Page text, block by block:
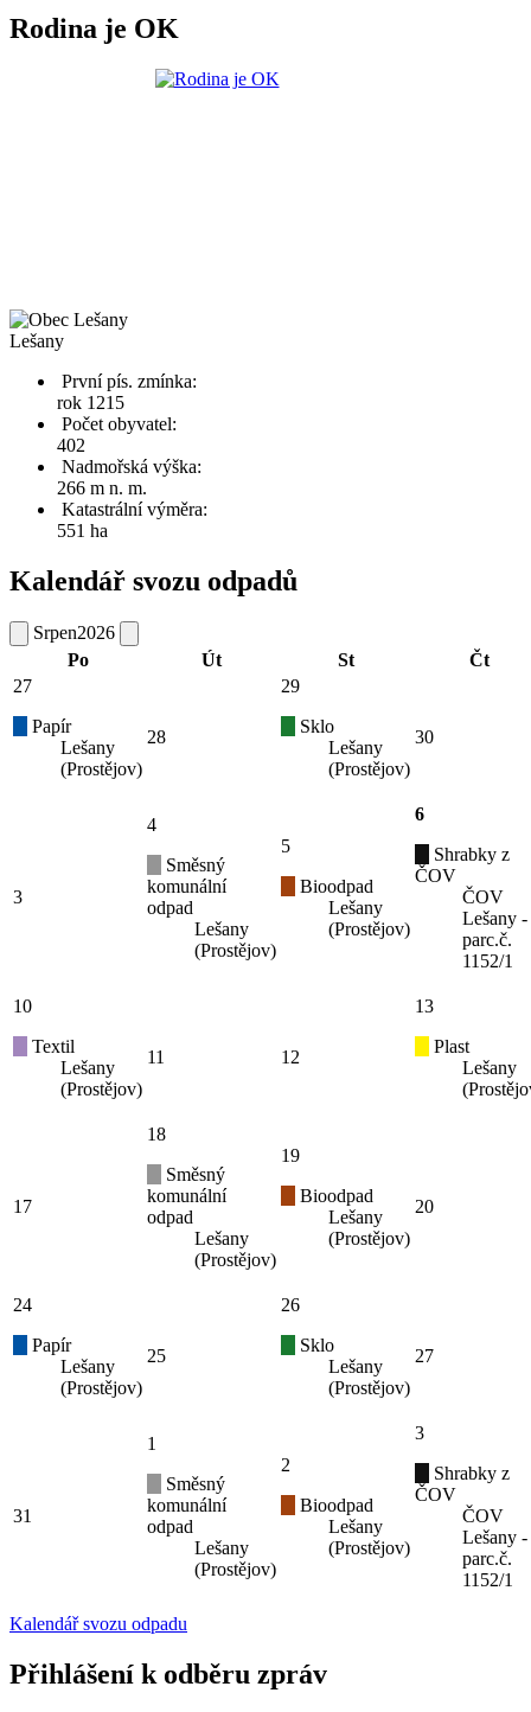
Rodina je OK
Lešany
První pís. zmínka:
rok 1215
Počet obyvatel:
402
Nadmořská výška:
266 m n. m.
Katastrální výměra:
551 ha
Kalendář svozu odpadů
Srpen2026
Po
Út St
Čt
27
Papír
Lešany
(Prostějov)
28
29
Sklo
Lešany
(Prostějov)
30
3
4
Směsný
komunální
odpad
Lešany
(Prostějov)
5
Bioodpad
Lešany
(Prostějov)
6
Shrabky z
ČOV
ČOV
Lešany -
parc.č.
1152/1
10
Textil
Lešany
(Prostějov)
11 12
13
Plast
Lešany
17
18
Směsný
komunální
odpad
Lešany
(Prostějov)
19
Bioodpad
Lešany
(Prostějov)
20
24
Papír
Lešany
(Prostějov)
25
26
Sklo
Lešany
(Prostějov)
27
31
1
Směsný
komunální
odpad
Lešany
(Prostějov)
2
Bioodpad
Lešany
(Prostějov)
3
Shrabky z
ČOV
ČOV
Lešany -
parc.č.
1152/1
Kalendář svozu odpadu
Přihlášení k odběru zpráv